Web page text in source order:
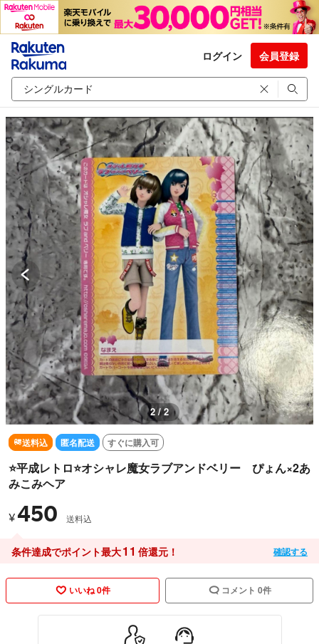
ログイン 会員登録
2 / 2
送料込 匿名配送 すぐに購入可
⭐️平成レトロ⭐️オシャレ魔女ラブアンドベリー ぴょん×2あ
みこみヘア
¥450 送料込
条件達成でポイント最大11 倍還元！ 確認する
いいね 0件 コメント 0件